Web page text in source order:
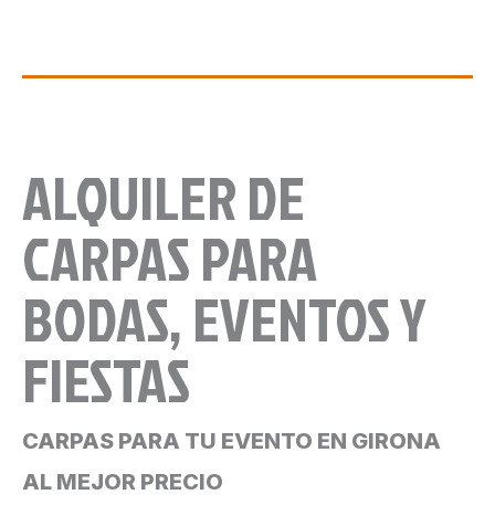
ALQUILER DE
CARPAS PARA
BODAS, EVENTOS Y
FIESTAS
CARPAS PARA TU EVENTO EN GIRONA
AL MEJOR PRECIO